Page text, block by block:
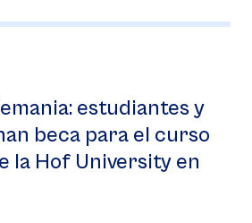
estudiantes y
beca para el curso
la Hof University en